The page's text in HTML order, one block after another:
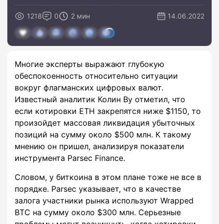
1218 0 2 мин 14.06.2022
Многие эксперты выражают глубокую
обеспокоенность относительно ситуации
вокруг флагманских цифровых валют.
Известный аналитик Колин Ву отметил, что
если котировки ETH закрепятся ниже $1150, то
произойдет массовая ликвидация убыточных
позиций на сумму около $500 млн. К такому
мнению он пришел, анализируя показатели
инструмента Parsec Finance.
Словом, у биткоина в этом плане тоже не все в
порядке. Parsec указывает, что в качестве
залога участники рынка используют Wrapped
BTC на сумму около $300 млн. Серьезные